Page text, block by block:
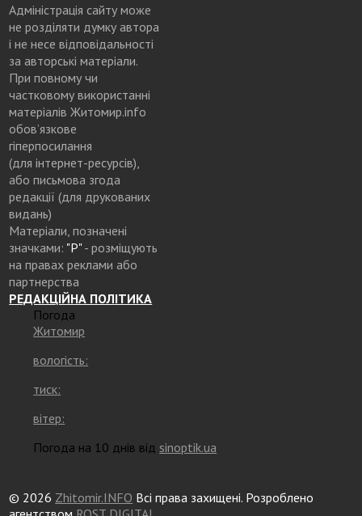
Адміністрація сайту може
не розділяти думку автора
і не несе відповідальності
за авторські матеріали.
При повному чи
частковому використанні
матеріалів Житомир.info
обов’язкове
гіперпосилання
(для інтернет-ресурсів),
або письмова згода
редакції (для друкованих
видань)
Матеріали, позначені
значками: "Р"- розміщують
на правах реклами або
партнерства
РЕДАКЦІЙНА ПОЛІТИКА
Погода
Житомир
вологість:
тиск:
вітер:
Погода на 10 днів від sinoptik.ua
© 2026 Zhitomir.INFO Всі права захищені. Розроблено